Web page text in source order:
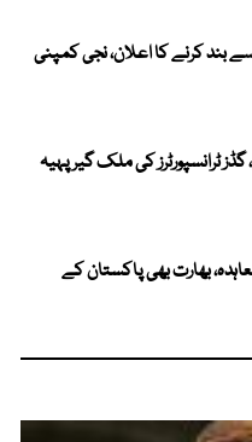
11 اگست سے بند کرنے کا اعلان، نجی کمپنی
ٹرانسپورٹرز کی ملک گیر پہیہ
بھارت بھی پاکستان کے